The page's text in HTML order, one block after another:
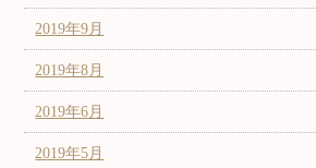
2019年9月
2019年8月
2019年6月
2019年5月